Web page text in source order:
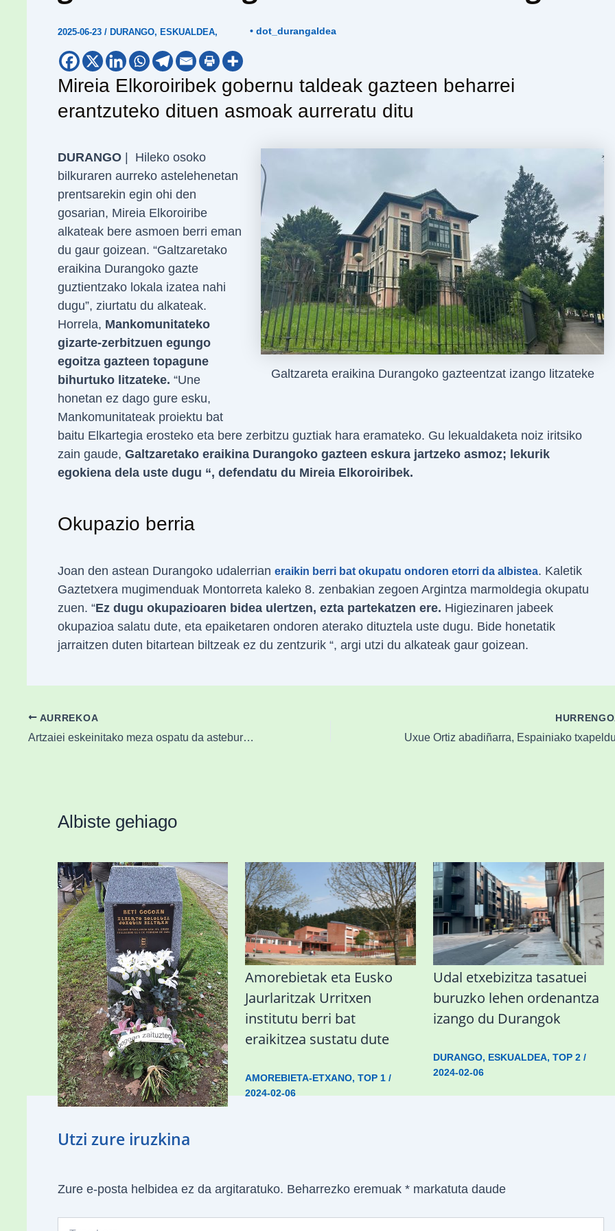
2025-06-23 / DURANGO, ESKUALDEA, • dot_durangaldea
Mireia Elkoroiribek gobernu taldeak gazteen beharrei
erantzuteko dituen asmoak aurreratu ditu
Galtzareta eraikina Durangoko gazteentzat izango litzateke
DURANGO| Hileko osoko
bilkuraren aurreko astelehenetan
prentsarekin egin ohi den
gosarian, Mireia Elkoroiribe
alkateak bere asmoen berri eman
du gaur goizean. “Galtzaretako
eraikina Durangoko gazte
guztientzako lokala izatea nahi
dugu”, ziurtatu du alkateak.
Horrela, Mankomunitateko
gizarte-zerbitzuen egungo
egoitza gazteen topagune
bihurtuko litzateke. “Une
honetan ez dago gure esku,
Mankomunitateak proiektu bat
baitu Elkartegia erosteko eta bere zerbitzu guztiak hara eramateko. Gu lekualdaketa noiz iritsiko
zain gaude, Galtzaretako eraikina Durangoko gazteen eskura jartzeko asmoz; lekurik
egokiena dela uste dugu “, defendatu du Mireia Elkoroiribek.
Okupazio berria
Joan den astean Durangoko udalerrian eraikin berri bat okupatu ondoren etorri da albistea. Kaletik
Gaztetxera mugimenduak Montorreta kaleko 8. zenbakian zegoen Argintza marmoldegia okupatu
zuen. “Ez dugu okupazioaren bidea ulertzen, ezta partekatzen ere. Higiezinaren jabeek
okupazioa salatu dute, eta epaiketaren ondoren aterako dituztela uste dugu. Bide honetatik
jarraitzen duten bitartean biltzeak ez du zentzurik “, argi utzi du alkateak gaur goizean.
AURREKOA
Artzaiei eskeinitako meza ospatu da asteburu honetan Belatxikietan
Albiste gehiago
«Azkenengo 40 urteetan
Zaldibar jo zuen
ingurumen-
hondamendirik larriena»
ESKUALDEA,ZALDIBAR/2024-02-
06
Amorebietak eta Eusko
Jaurlaritzak Urritxen
institutu berri bat
eraikitzea sustatu dute
AMOREBIETA-ETXANO,TOP 1 /
2024-02-06
Udal etxebizitza tasatuei
buruzko lehen ordenantza
izango du Durangok
DURANGO, ESKUALDEA,TOP 2 /
2024-02-06
Utzi zure iruzkina
Zure e-posta helbidea ez da argitaratuko. Beharrezko eremuak *markatuta daude